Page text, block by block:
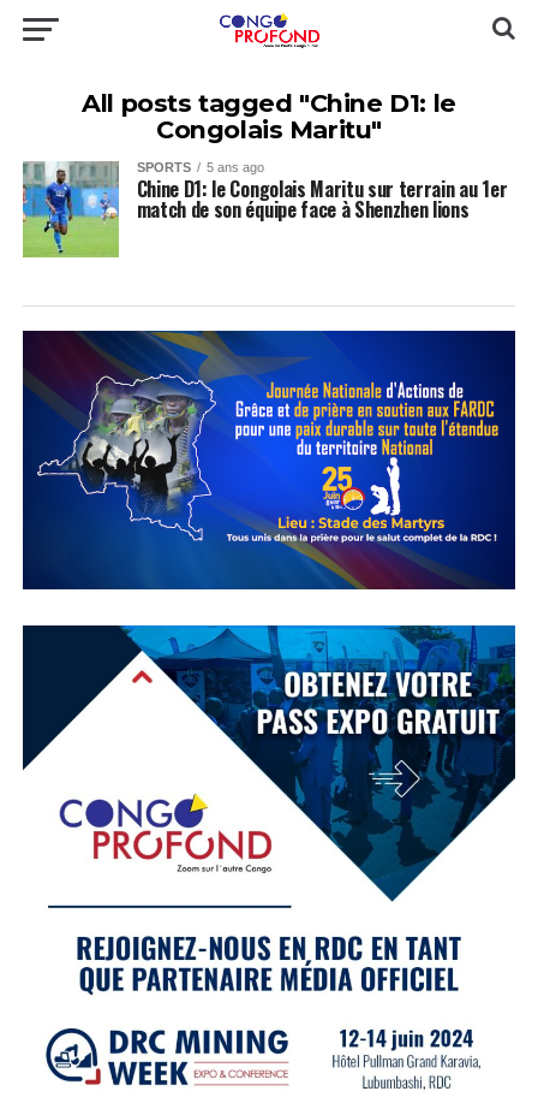
All posts tagged "Chine D1: le
Congolais Maritu"
SPORTS 5 ans ago
Chine D1: le Congolais Maritu sur terrain au 1er
match de son équipe face à Shenzhen lions